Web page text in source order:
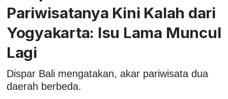
Pariwisatanya Kini Kalah dari
Yogyakarta: Isu Lama Muncul
Lagi
Dispar Bali mengatakan, akar pariwisata dua
daerah berbeda.